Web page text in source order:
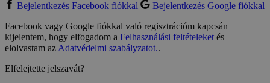
Bejelentkezés Facebook fiókkal
Bejelentkezés Google fiókkal
Facebook vagy Google fiókkal való regisztrációm kapcsán
kijelentem, hogy elfogadom a Felhasználási feltételeketés
elolvastam azAdatvédelmi szabályzatot..
Elfelejtette jelszavát?